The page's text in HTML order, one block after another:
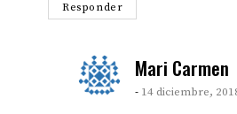
Responder
Mari Carmen
14 diciembre,